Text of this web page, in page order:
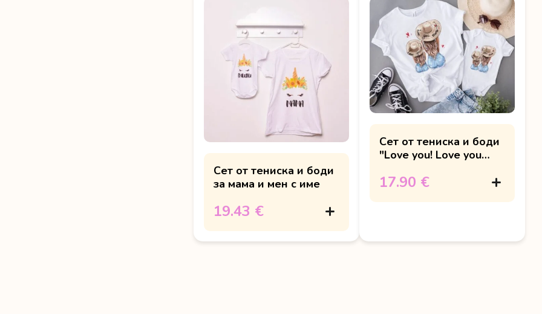
Сет от тениска и боди
за мама и мен с име
19.43 €
Сет от тениска и боди
"Love you! Love you
17.90 €